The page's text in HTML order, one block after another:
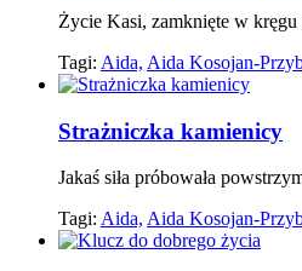
Życie Kasi, zamknięte w
Tagi: Aida, Aida Kosojan-
Strażniczka kamienicy
Jakaś siła próbowała
Tagi: Aida, Aida Kosojan-